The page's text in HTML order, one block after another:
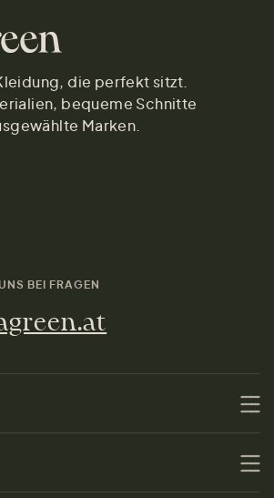
die perfekt sitzt.
bequeme Schnitte
Marken.
BEI FRAGEN